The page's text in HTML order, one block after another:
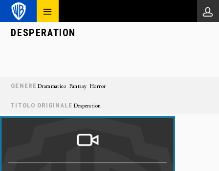
DESPERATION
GENERE Drammatico Fantasy Horror
TITOLO ORIGINALE Desperation